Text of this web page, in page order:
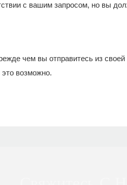
с вашим запросом, но вы
чем вы отправитесь из
возможно.